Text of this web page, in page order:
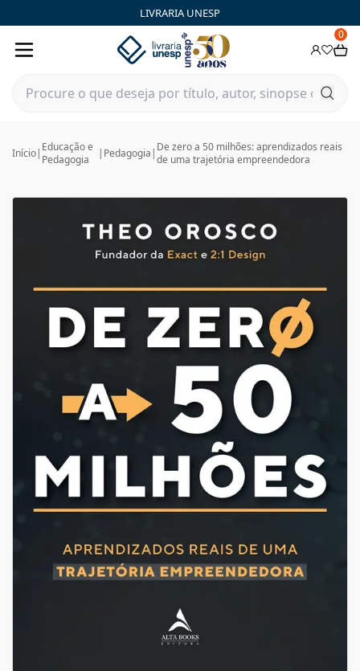
LIVRARIA UNESP
0
Início| Educação e
Pedagogia
| Pedagogia | De zero a 50 milhões: aprendizados reais
de uma trajetória empreendedora